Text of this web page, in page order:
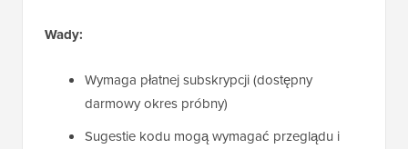
Wady:
Wymaga płatnej subskrypcji (dostępny
darmowy okres próbny)
Sugestie kodu mogą wymagać przeglądu i